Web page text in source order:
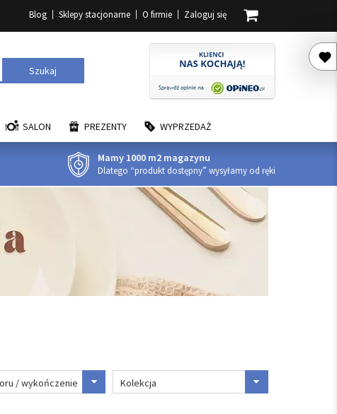
Blog Sklepy stacjonarne O firmie Zaloguj się
Szukaj
SALON PREZENTY WYPRZEDAŻ
Mamy 1000 m2 magazynu
Dlatego “produkt dostępny” wysyłamy od ręki
/ wykończenie Kolekcja